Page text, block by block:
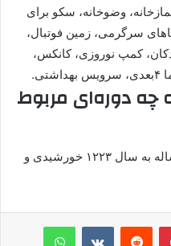
وضوخانه، سکو برای
سرگرمی، زمین فوتبال،
کمپ نوروزی، کانکس،
چه دوره‌ای مربوط
قدمت باغ جنت شیراز با عمر ۱۷۸ ساله به سال ۱۲۲۳ خورشیدی و
پینترست‫رددیت ‫VKontakte
واتس آپ